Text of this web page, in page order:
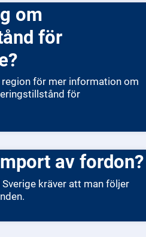
för
för mer information om
för
av fordon?
kräver att man följer